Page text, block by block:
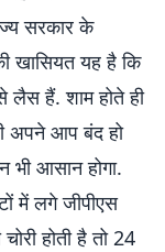
सरकार के
खासियत यह है कि
लैस हैं. शाम होते ही
अपने आप बंद हो
आसान होगा.
में लगे जीपीएस
होती है तो 24